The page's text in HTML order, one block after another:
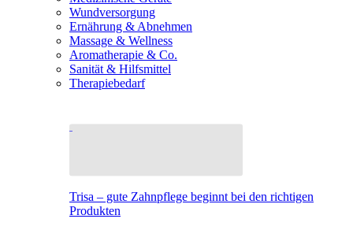
Wundversorgung
Ernährung & Abnehmen
Massage & Wellness
Aromatherapie & Co.
Sanität & Hilfsmittel
Therapiebedarf
Trisa – gute Zahnpflege beginnt bei den richtigen
Produkten